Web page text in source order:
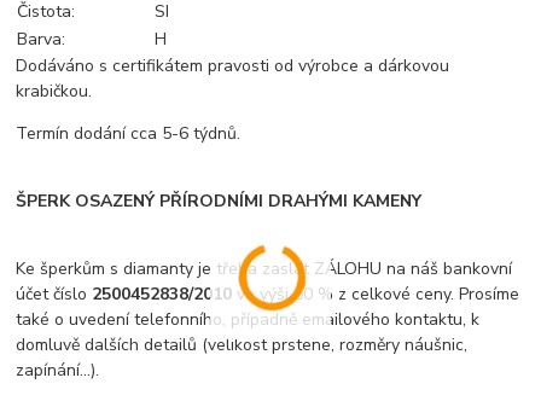
Čistota:
SI
Barva:
H
Dodáváno s certifikátem pravosti od výrobce a dárkovou
krabičkou.
Termín dodání cca 5-6 týdnů.
ŠPERK OSAZENÝ PŘÍRODNÍMI DRAHÝMI KAMENY
Ke šperkům s diamanty je třeba zaslat ZÁLOHU na náš bankovní
účet číslo 2500452838/2010 ve výši 50 % z celkové ceny. Prosíme
také o uvedení telefonního, případně emailového kontaktu, k
domluvě dalších detailů (velikost prstene, rozměry náušnic,
zapínání...).